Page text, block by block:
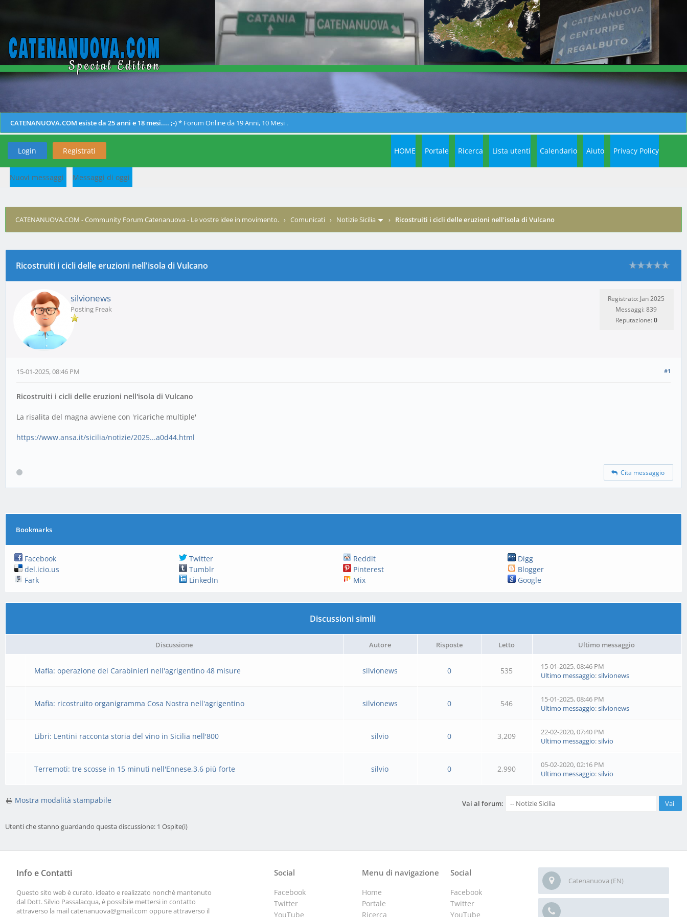
CATENANUOVA.COM esiste da 25 anni e 18 mesi.... ;-)* Forum Online da 19 Anni, 10 Mesi .
Login Registrati HOME Portale Ricerca Lista utenti Calendario Aiuto Privacy Policy
Nuovi messaggi Messaggi di oggi
CATENANUOVA.COM - Community Forum Catenanuova - Le vostre idee in movimento. › Comunicati › Notizie Sicilia › Ricostruiti i cicli delle eruzioni nell'isola di Vulcano
0 voto(i) - 0 media
1
2
3
4
5
Ricostruiti i cicli delle eruzioni nell'isola di Vulcano
silvionews
Posting Freak
Registrato: Jan 2025
Messaggi: 839
Reputazione: 0
#1
15-01-2025, 08:46 PM
Ricostruiti i cicli delle eruzioni nell'isola di Vulcano
La risalita del magna avviene con 'ricariche multiple'
https://www.ansa.it/sicilia/notizie/2025...a0d44.html
Cita messaggio
Bookmarks
Facebook Twitter Reddit
Digg
del.icio.us
Tumblr Pinterest
Blogger
Fark
LinkedIn Mix Google
Discussioni simili
Discussione Autore Risposte Letto Ultimo messaggio
Mafia: operazione dei Carabinieri nell'agrigentino 48 misure silvionews 0 535
15-01-2025, 08:46 PM
Ultimo messaggio:silvionews
Mafia: ricostruito organigramma Cosa Nostra nell'agrigentino silvionews 0 546
15-01-2025, 08:46 PM
Ultimo messaggio:silvionews
Libri: Lentini racconta storia del vino in Sicilia nell'800 silvio 0 3,209
22-02-2020, 07:40 PM
Ultimo messaggio:silvio
Terremoti: tre scosse in 15 minuti nell'Ennese,3.6 più forte silvio 0 2,990
05-02-2020, 02:16 PM
Ultimo messaggio:silvio
Mostra modalità stampabile Vai al forum:
Utenti che stanno guardando questa discussione: 1 Ospite(i)
Info e Contatti
Questo sito web è curato. ideato e realizzato nonchè mantenuto
dal Dott. Silvio Passalacqua, è possibile mettersi in contatto
attraverso la mail catenanuova@gmail.com oppure attraverso il
Catenanuova (EN)
Social
Facebook
Twitter
YouTube
Menu di navigazione
Home
Portale
Ricerca
Social
Facebook
Twitter
YouTube